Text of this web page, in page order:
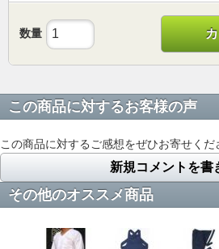
数量
この商品に対するお客様の声
この商品に対するご感想をぜひお寄せくだ
新規コメントを書
その他のオススメ商品